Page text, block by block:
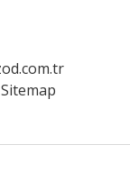
Sitemap